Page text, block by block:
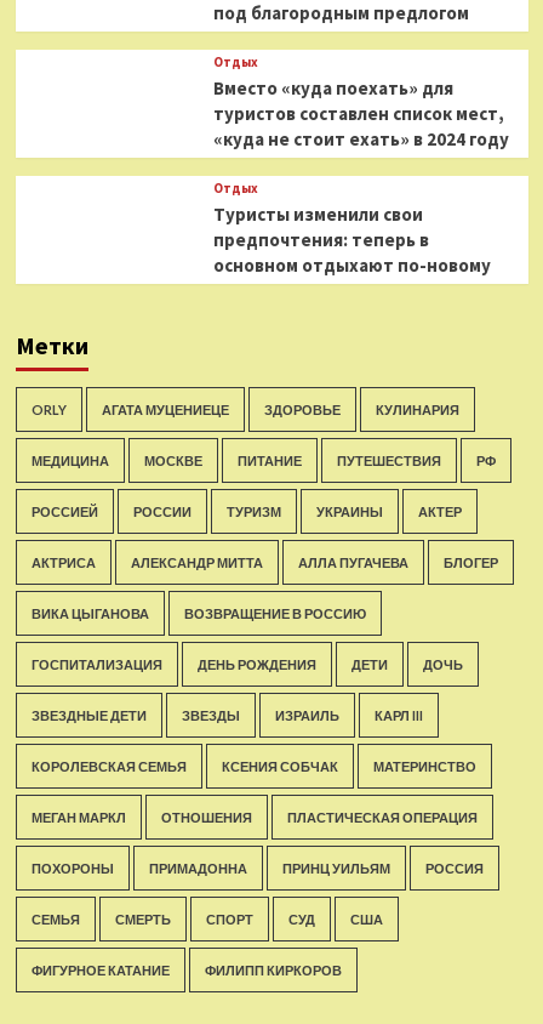
под благородным предлогом
Отдых
Вместо «куда поехать» для
туристов составлен список мест,
«куда не стоит ехать» в 2024 году
Отдых
Туристы изменили свои
предпочтения: теперь в
основном отдыхают по-новому
Метки
ORLY АГАТА МУЦЕНИЕЦЕ ЗДОРОВЬЕ КУЛИНАРИЯ
МЕДИЦИНА МОСКВЕ ПИТАНИЕ ПУТЕШЕСТВИЯ РФ
РОССИЕЙ РОССИИ ТУРИЗМ УКРАИНЫ АКТЕР
АКТРИСА АЛЕКСАНДР МИТТА АЛЛА ПУГАЧЕВА БЛОГЕР
ВИКА ЦЫГАНОВА ВОЗВРАЩЕНИЕ В РОССИЮ
ГОСПИТАЛИЗАЦИЯ ДЕНЬ РОЖДЕНИЯ ДЕТИ ДОЧЬ
ЗВЕЗДНЫЕ ДЕТИ ЗВЕЗДЫ ИЗРАИЛЬ КАРЛ III
КОРОЛЕВСКАЯ СЕМЬЯ КСЕНИЯ СОБЧАК МАТЕРИНСТВО
МЕГАН МАРКЛ ОТНОШЕНИЯ ПЛАСТИЧЕСКАЯ ОПЕРАЦИЯ
ПОХОРОНЫ ПРИМАДОННА ПРИНЦ УИЛЬЯМ РОССИЯ
СЕМЬЯ СМЕРТЬ СПОРТ СУД США
ФИГУРНОЕ КАТАНИЕ ФИЛИПП КИРКОРОВ